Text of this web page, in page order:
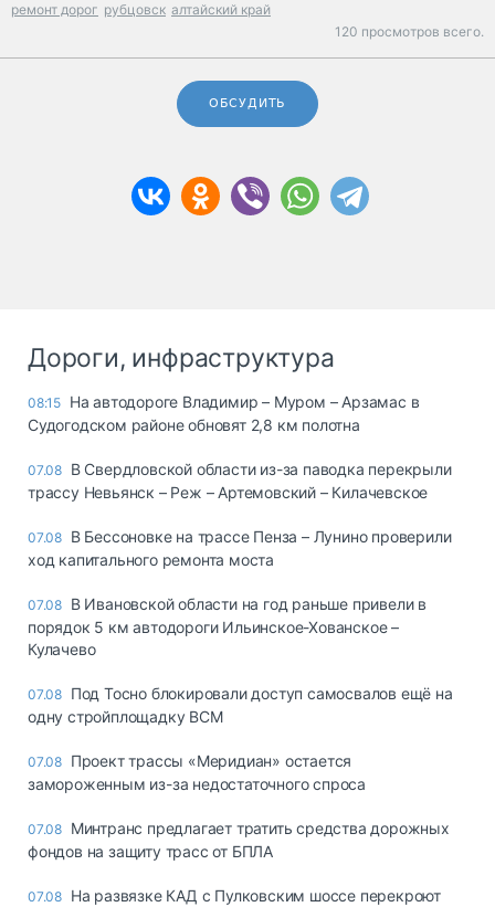
ремонт дорог рубцовск алтайский край
120 просмотров всего.
ОБСУДИТЬ
Дороги, инфраструктура
08:15 На автодороге Владимир – Муром – Арзамас в
Судогодском районе обновят 2,8 км полотна
07.08 В Свердловской области из-за паводка перекрыли
трассу Невьянск – Реж – Артемовский – Килачевское
07.08 В Бессоновке на трассе Пенза – Лунино проверили
ход капитального ремонта моста
07.08 В Ивановской области на год раньше привели в
порядок 5 км автодороги Ильинское-Хованское –
Кулачево
07.08 Под Тосно блокировали доступ самосвалов ещё на
одну стройплощадку ВСМ
07.08 Проект трассы «Меридиан» остается
замороженным из-за недостаточного спроса
07.08 Минтранс предлагает тратить средства дорожных
фондов на защиту трасс от БПЛА
07.08 На развязке КАД с Пулковским шоссе перекроют